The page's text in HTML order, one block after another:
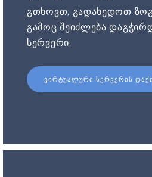
გთხოვთ, გადახედოთ
გამოც შეიძლება
სერვერი.
ᲕᲘᲠᲢᲣᲐᲚᲣᲠᲘ ᲡᲔᲠᲕᲔᲠᲘᲡ